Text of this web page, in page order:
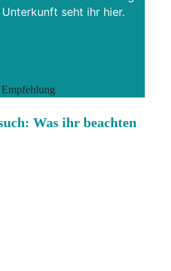
seht ihr hier.
Was ihr beachten